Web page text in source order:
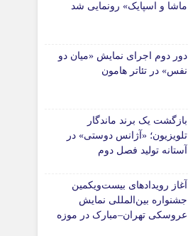
ماشا و اسپایک» رونمایی شد
دور دوم اجرای نمایش «میان دو
نفس» در تئاتر هامون
بازگشت یک برند ماندگار
تلویزیون؛ «آژانس دوستی» در
آستانه تولید فصل دوم
آغاز رویدادهای بیست‌ویکمین
جشنواره بین‌المللی نمایش
عروسکی تهران–مبارک در موزه